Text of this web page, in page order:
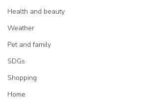
Health and beauty
Weather
Pet and family
SDGs
Shopping
Home